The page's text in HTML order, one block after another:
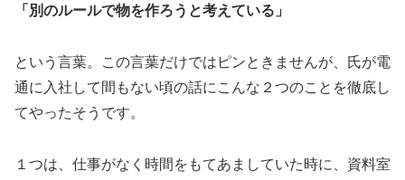
「別のルールで物を作ろうと考えている」
という言葉。この言葉だけではピンときませんが、氏が電
通に入社して間もない頃の話にこんな２つのことを徹底し
てやったそうです。
１つは、仕事がなく時間をもてあましていた時に、資料室